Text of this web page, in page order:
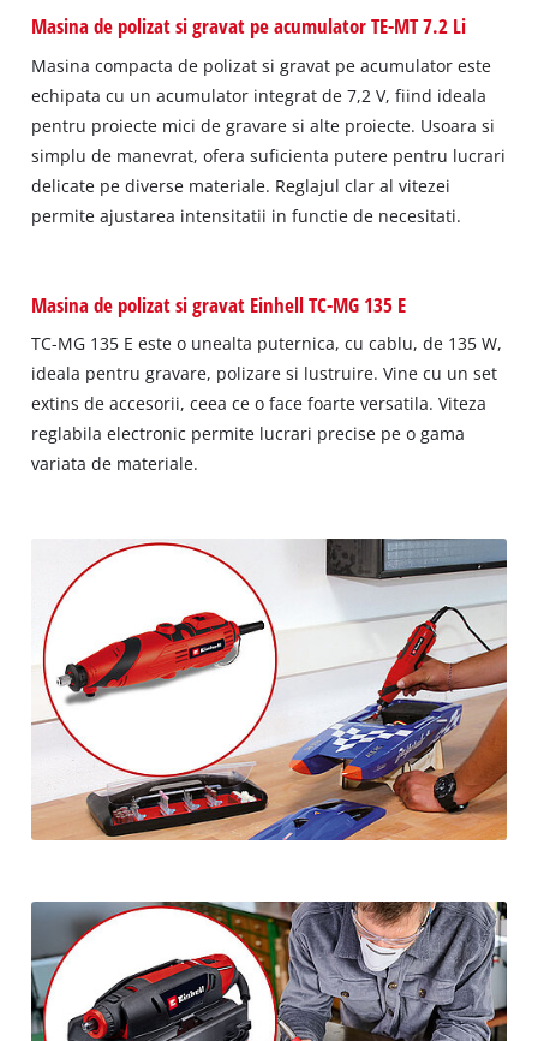
Masina de polizat si gravat pe acumulator TE-MT 7.2 Li
Masina compacta de polizat si gravat pe acumulator este
echipata cu un acumulator integrat de 7,2 V, fiind ideala
pentru proiecte mici de gravare si alte proiecte. Usoara si
simplu de manevrat, ofera suficienta putere pentru lucrari
delicate pe diverse materiale. Reglajul clar al vitezei
permite ajustarea intensitatii in functie de necesitati.
Masina de polizat si gravat Einhell TC-MG 135 E
TC-MG 135 E este o unealta puternica, cu cablu, de 135 W,
ideala pentru gravare, polizare si lustruire. Vine cu un set
extins de accesorii, ceea ce o face foarte versatila. Viteza
reglabila electronic permite lucrari precise pe o gama
variata de materiale.